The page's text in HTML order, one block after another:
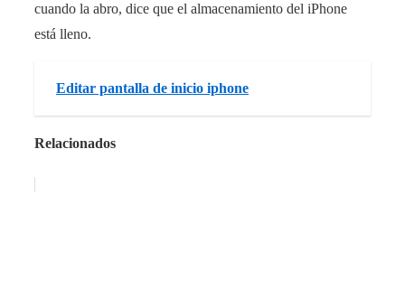
cuando la abro, dice que el almacenamiento del iPhone
está lleno.
Editar pantalla de inicio iphone
Relacionados